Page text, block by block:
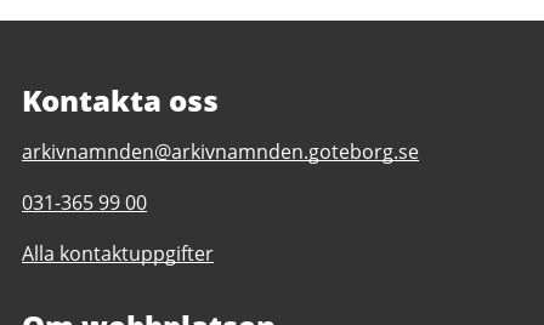
Kontakta oss
E-
till
Regionarkivet
arkivnamnden@arkivnamnden.goteborg.se
Telefonnummer
Regionarkivet
031-365 99 00
Alla kontaktuppgifter